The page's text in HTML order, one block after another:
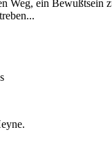
Weg, ein Bewußtsein